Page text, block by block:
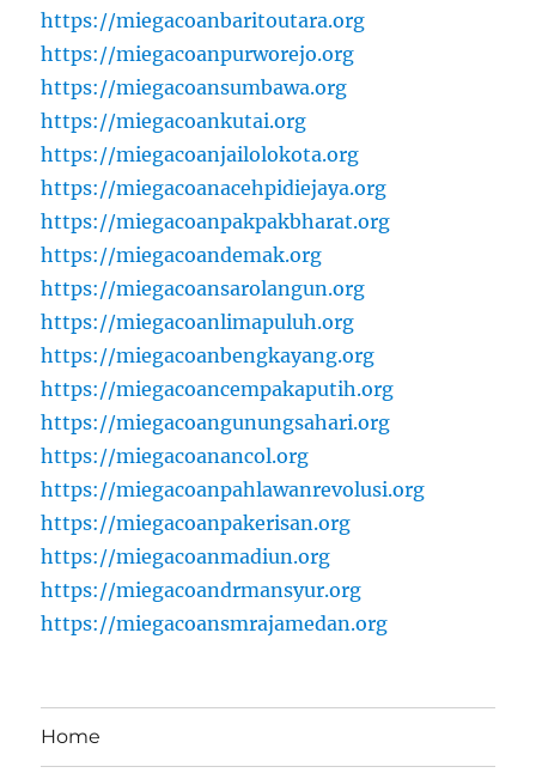
https://miegacoanbaritoutara.org
https://miegacoanpurworejo.org
https://miegacoansumbawa.org
https://miegacoankutai.org
https://miegacoanjailolokota.org
https://miegacoanacehpidiejaya.org
https://miegacoanpakpakbharat.org
https://miegacoandemak.org
https://miegacoansarolangun.org
https://miegacoanlimapuluh.org
https://miegacoanbengkayang.org
https://miegacoancempakaputih.org
https://miegacoangunungsahari.org
https://miegacoanancol.org
https://miegacoanpahlawanrevolusi.org
https://miegacoanpakerisan.org
https://miegacoanmadiun.org
https://miegacoandrmansyur.org
https://miegacoansmrajamedan.org
Home